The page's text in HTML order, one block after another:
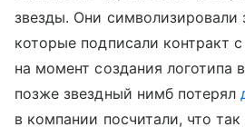
звезды. Они символизировали
которые подписали контракт
на момент создания логотипа
позже звездный нимб потерял
в компании посчитали, что так